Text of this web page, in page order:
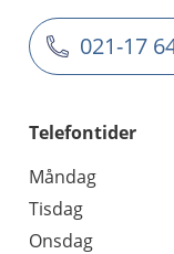
021-17
Telefontider
Måndag
Tisdag
Onsdag